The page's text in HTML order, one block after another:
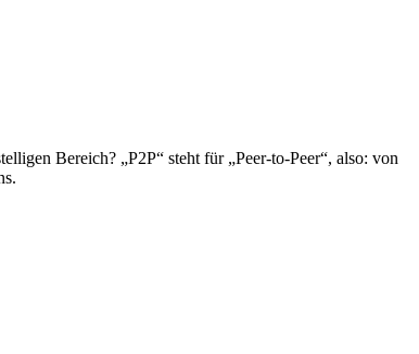
Bereich? „P2P“ steht für „Peer-to-Peer“, also: von